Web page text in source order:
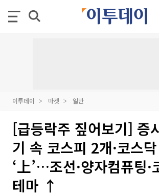
이투데이 마켓 일반
[급등락주 짚어보기] 증
기 속 코스피 2개·코스
‘上’…조선·양자컴퓨팅·
테마 ↑